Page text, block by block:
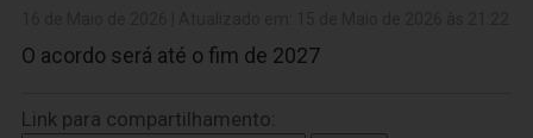
O acordo será até o fim de 2027
Link para compartilhamento: